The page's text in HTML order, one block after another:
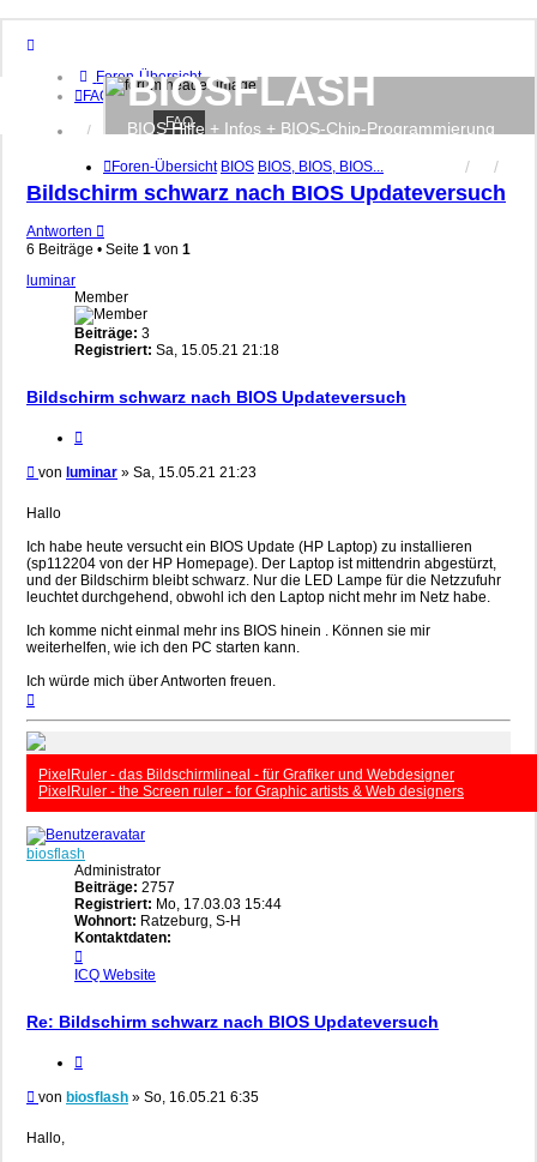
Foren-Übersicht
FAQ
Anmelden
BIOSFLASH
BIOS Hilfe + Infos + BIOS-Chip-Programmierung
FAQ
Foren-Übersicht BIOS BIOS, BIOS, BIOS...
Bildschirm schwarz nach BIOS Updateversuch
Antworten
6 Beiträge • Seite 1 von 1
luminar
Member
Beiträge: 3
Registriert: Sa, 15.05.21 21:18
Bildschirm schwarz nach BIOS Updateversuch
Beitrag
von luminar » Sa, 15.05.21 21:23
Hallo
Ich habe heute versucht ein BIOS Update (HP Laptop) zu installieren
(sp112204 von der HP Homepage). Der Laptop ist mittendrin abgestürzt,
und der Bildschirm bleibt schwarz. Nur die LED Lampe für die Netzzufuhr
leuchtet durchgehend, obwohl ich den Laptop nicht mehr im Netz habe.
Ich komme nicht einmal mehr ins BIOS hinein . Können sie mir
weiterhelfen, wie ich den PC starten kann.
Ich würde mich über Antworten freuen.
PixelRuler - das Bildschirmlineal - für Grafiker und Webdesigner
PixelRuler - the Screen ruler - for Graphic artists & Web designers
biosflash
Administrator
Beiträge: 2757
Registriert: Mo, 17.03.03 15:44
Wohnort: Ratzeburg, S-H
Kontaktdaten:
von
biosflash
ICQ Website
Re: Bildschirm schwarz nach BIOS Updateversuch
Beitrag
von biosflash » So, 16.05.21 6:35
Hallo,